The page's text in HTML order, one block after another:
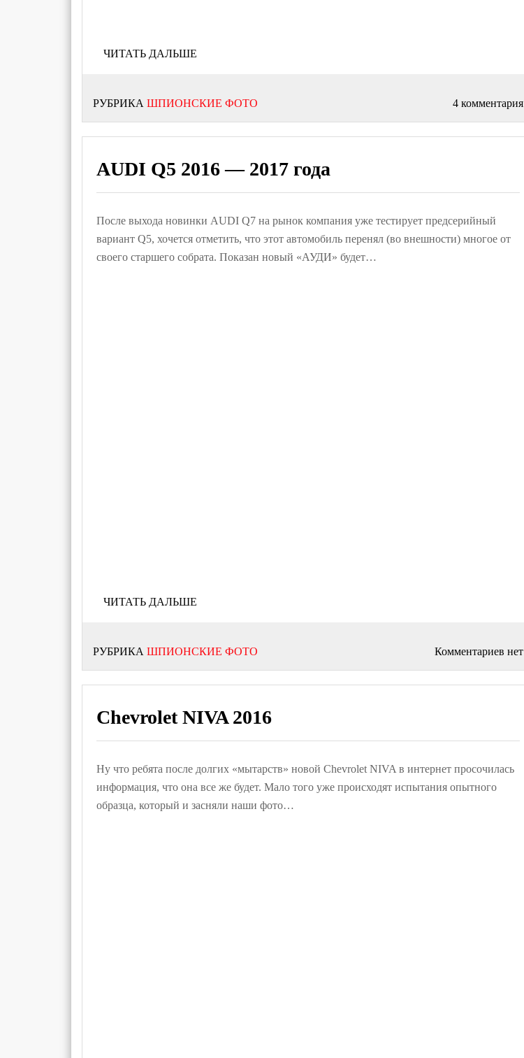
ЧИТАТЬ ДАЛЬШЕ
РУБРИКА ШПИОНСКИЕ ФОТО 4 комментария
AUDI Q5 2016 — 2017 года
После выхода новинки AUDI Q7 на рынок компания уже тестирует предсерийный
вариант Q5, хочется отметить, что этот автомобиль перенял (во внешности) многое от
своего старшего собрата. Показан новый «АУДИ» будет…
ЧИТАТЬ ДАЛЬШЕ
РУБРИКА ШПИОНСКИЕ ФОТО Комментариев нет
Chevrolet NIVA 2016
Ну что ребята после долгих «мытарств» новой Chevrolet NIVA в интернет просочилась
информация, что она все же будет. Мало того уже происходят испытания опытного
образца, который и засняли наши фото…